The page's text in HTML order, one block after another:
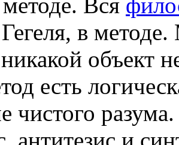
в методе.
объект
есть
чистого
антитезис и